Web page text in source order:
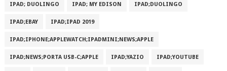
IPAD; DUOLINGO IPAD; MY EDISON IPAD;DUOLINGO
IPAD;EBAY IPAD;IPAD 2019
IPAD;IPHONE;APPLEWATCH;IPADMINI;NEWS;APPLE
IPAD;NEWS;PORTA USB-C;APPLE IPAD;YAZIO IPAD;YOUTUBE